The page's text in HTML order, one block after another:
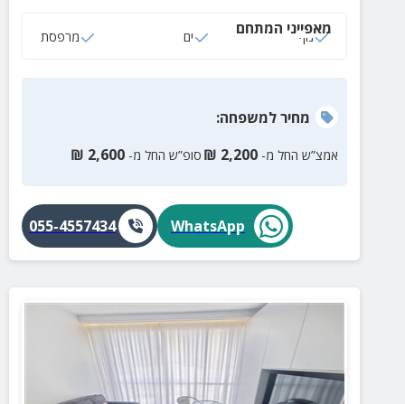
מאפייני המתחם
נוף ים מרפסת
מחירלמשפחה:
אמצ”ש החל מ- 2,200
₪ סופ”ש החל מ- 2,600
₪
WhatsApp
055-4557434